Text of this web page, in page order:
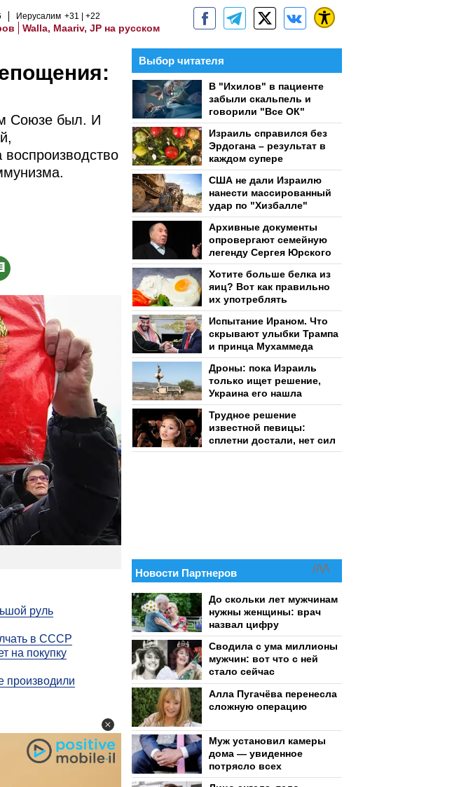
Иерусалим +31 +22
Walla, Maariv, JP на русском
Союзе был. И
руль
в СССР
на покупку
производили
Выбор читателя
В "Ихилов" в пациенте
забыли скальпель и
говорили "Все ОК"
Израиль справился без
Эрдогана – результат в
каждом супере
США не дали Израилю
нанести массированный
удар по "Хизбалле"
Архивные документы
опровергают семейную
легенду Сергея Юрского
Хотите больше белка из
яиц? Вот как правильно
их употреблять
Испытание Ираном. Что
скрывают улыбки Трампа
и принца Мухаммеда
Дроны: пока Израиль
только ищет решение,
Украина его нашла
Трудное решение
известной певицы:
сплетни достали, нет сил